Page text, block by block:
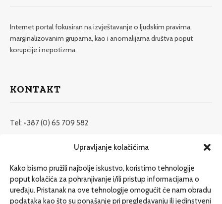
Upravljanje kolačićima
Kako bismo pružili najbolje iskustvo, koristimo tehnologije
poput kolačića za pohranjivanje i/ili pristup informacijama o
uređaju. Pristanak na ove tehnologije omogućit će nam obradu
podataka kao što su ponašanje pri pregledavanju ili jedinstveni
Internet portal fokusiran na izvještavanje o ljudskim pravima,
marginalizovanim grupama, kao i anomalijama društva poput
korupcije i nepotizma.
KONTAKT
Tel: +387 (0) 65 709 582
redakcija@etrafika.net
Dosije